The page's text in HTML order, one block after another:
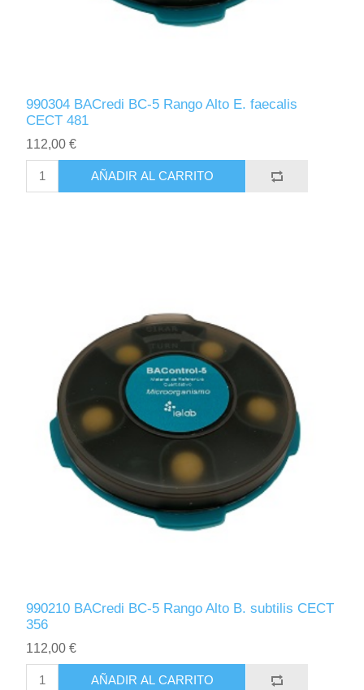
990304 BACredi BC-5 Rango Alto E. faecalis
CECT 481
112,00 €
AÑADIR AL CARRITO
990210 BACredi BC-5 Rango Alto B. subtilis CECT
356
112,00 €
AÑADIR AL CARRITO